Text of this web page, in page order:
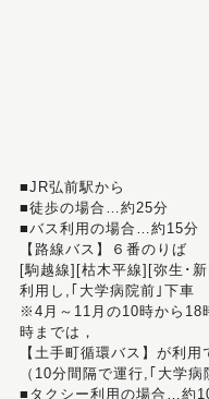
■JR弘前駅から
■徒歩の場合…約25分
■バス利用の場合…約15分
【路線バス】６番のりば
[駒越線][枯木平線][弥生･
利用し,｢大学病院前｣下車
※4月～11月の10時から18
時までは，
【土手町循環バス】が利用
（10分間隔で運行,｢大学病
■タクシー利用の場合…約